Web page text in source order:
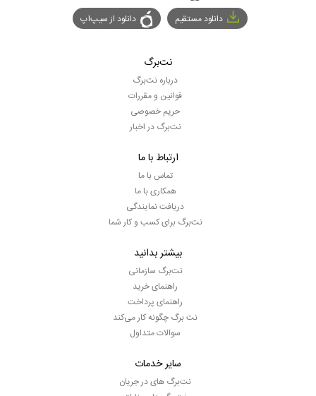
دانلود مستقیم دانلود از سیپ‌اپ
نت‌برگ
درباره نت‌برگ
قوانین و مقررات
حریم خصوصی
نت‌برگ در اخبار
ارتباط با ما
تماس با ما
همکاری با ما
دریافت نمایندگی
نت‌برگ برای کسب و کار شما
بیشتر بدانید
نت‌برگ سازمانی
راهنمای خرید
راهنمای پرداخت
نت برگ چگونه کار می‌کند
سوالات متداول
سایر خدمات
نت‌برگ های در جریان